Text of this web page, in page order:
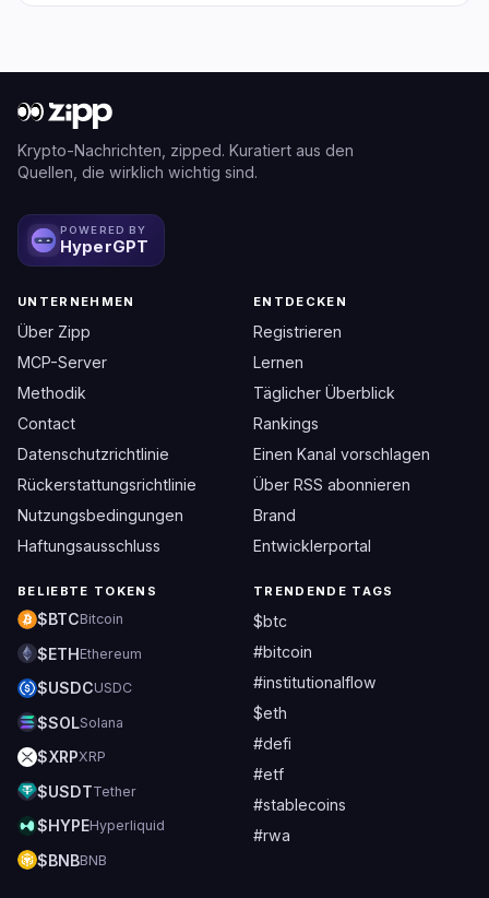
Krypto-Nachrichten, zipped. Kuratiert aus den
Quellen, die wirklich wichtig sind.
POWERED BY
HyperGPT
UNTERNEHMEN
Über Zipp
MCP-Server
Methodik
Contact
Datenschutzrichtlinie
Rückerstattungsrichtlinie
Nutzungsbedingungen
Haftungsausschluss
ENTDECKEN
Registrieren
Lernen
Täglicher Überblick
Rankings
Einen Kanal vorschlagen
Über RSS abonnieren
Brand
Entwicklerportal
BELIEBTE TOKENS
$BTCBitcoin
$ETHEthereum
$USDCUSDC
$SOLSolana
$XRPXRP
$USDTTether
$HYPEHyperliquid
$BNBBNB
TRENDENDE TAGS
$btc
#bitcoin
#institutionalflow
$eth
#defi
#etf
#stablecoins
#rwa